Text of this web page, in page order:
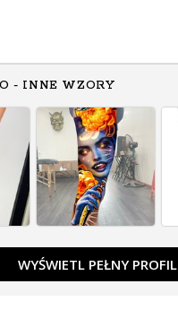
Zapytaj o cenę
Zapytaj o cenę
- INNE WZORY
WYŚWIETL PEŁNY PROFIL